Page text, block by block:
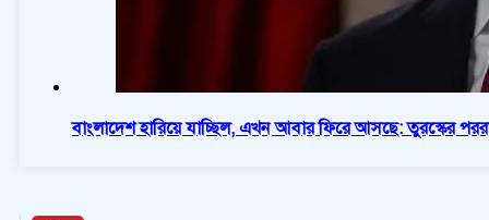
বাংলাদেশ হারিয়ে যাচ্ছিল, এখন আবার ফিরে আসছে: তুরস্কের